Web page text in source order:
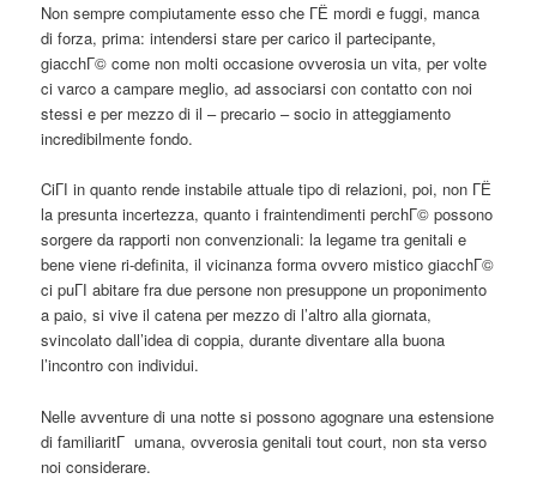
Non sempre compiutamente esso che ГЁ mordi e fuggi, manca
di forza, prima: intendersi stare per carico il partecipante,
giacchГ© come non molti occasione ovverosia un vita, per volte
ci varco a campare meglio, ad associarsi con contatto con noi
stessi e per mezzo di il – precario – socio in atteggiamento
incredibilmente fondo.
CiГІ in quanto rende instabile attuale tipo di relazioni, poi, non ГЁ
la presunta incertezza, quanto i fraintendimenti perchГ© possono
sorgere da rapporti non convenzionali: la legame tra genitali e
bene viene ri-definita, il vicinanza forma ovvero mistico giacchГ©
ci puГІ abitare fra due persone non presuppone un proponimento
a paio, si vive il catena per mezzo di l’altro alla giornata,
svincolato dall’idea di coppia, durante diventare alla buona
l’incontro con individui.
Nelle avventure di una notte si possono agognare una estensione
di familiaritГ umana, ovverosia genitali tout court, non sta verso
noi considerare.